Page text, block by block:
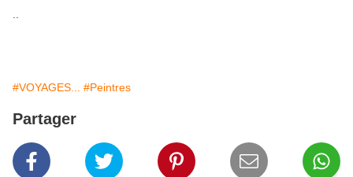
#VOYAGES... #Peintres
Partager